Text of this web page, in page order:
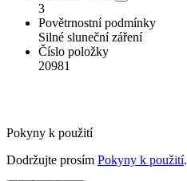
3
Povětrnostní podmínky
Silné sluneční záření
Číslo položky
20981
Pokyny k použití
Dodržujte prosím Pokyny k použití.